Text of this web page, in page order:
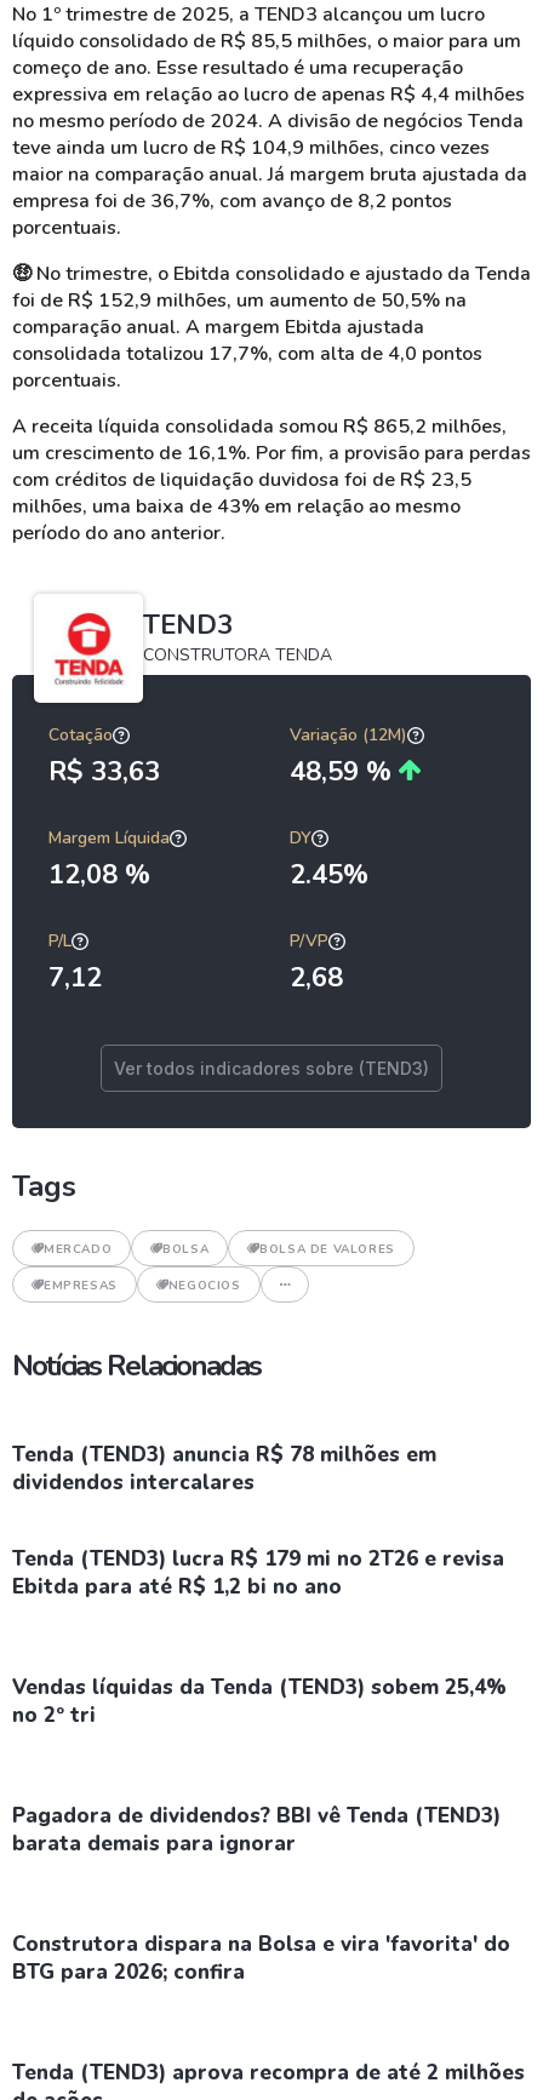
No 1º trimestre de 2025, a TEND3 alcançou um lucro
líquido consolidado de R$ 85,5 milhões, o maior para um
começo de ano. Esse resultado é uma recuperação
expressiva em relação ao lucro de apenas R$ 4,4 milhões
no mesmo período de 2024. A divisão de negócios Tenda
teve ainda um lucro de R$ 104,9 milhões, cinco vezes
maior na comparação anual. Já margem bruta ajustada da
empresa foi de 36,7%, com avanço de 8,2 pontos
porcentuais.
🤑 No trimestre, o Ebitda consolidado e ajustado da Tenda
foi de R$ 152,9 milhões, um aumento de 50,5% na
comparação anual. A margem Ebitda ajustada
consolidada totalizou 17,7%, com alta de 4,0 pontos
porcentuais.
A receita líquida consolidada somou R$ 865,2 milhões,
um crescimento de 16,1%. Por fim, a provisão para perdas
com créditos de liquidação duvidosa foi de R$ 23,5
milhões, uma baixa de 43% em relação ao mesmo
período do ano anterior.
TEND3
CONSTRUTORA TENDA
Cotação
R$ 33,63
Variação (12M)
48,59 %
Margem Líquida
12,08 %
DY
2.45%
P/L
7,12
P/VP
2,68
Ver todos indicadores sobre (TEND3)
Tags
MERCADO BOLSA BOLSA DE VALORES
EMPRESAS NEGOCIOS
Notícias Relacionadas
Tenda (TEND3) anuncia R$ 78 milhões em
dividendos intercalares
Tenda (TEND3) lucra R$ 179 mi no 2T26 e revisa
Ebitda para até R$ 1,2 bi no ano
Vendas líquidas da Tenda (TEND3) sobem 25,4%
no 2º tri
Pagadora de dividendos? BBI vê Tenda (TEND3)
barata demais para ignorar
Construtora dispara na Bolsa e vira 'favorita' do
BTG para 2026; confira
Tenda (TEND3) aprova recompra de até 2 milhões